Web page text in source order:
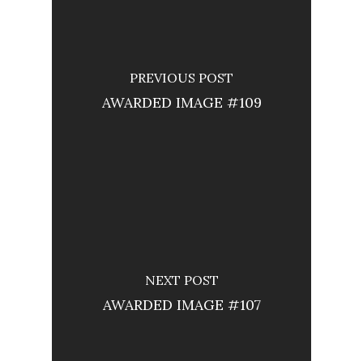
PREVIOUS POST
AWARDED IMAGE #109
NEXT POST
AWARDED IMAGE #107